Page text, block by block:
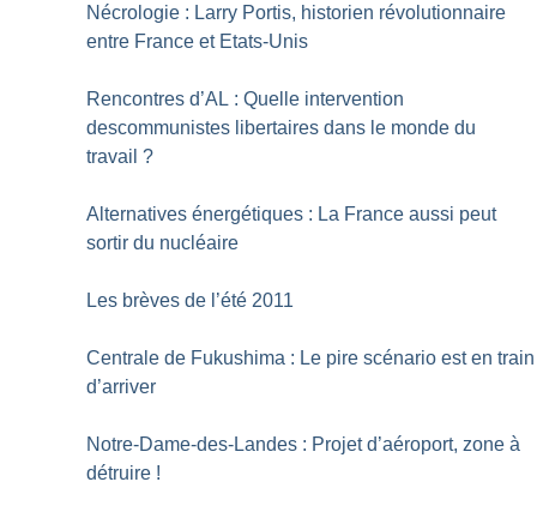
Nécrologie : Larry Portis, historien révolutionnaire
entre France et Etats-Unis
Rencontres d’AL : Quelle intervention
descommunistes libertaires dans le monde du
travail ?
Alternatives énergétiques : La France aussi peut
sortir du nucléaire
Les brèves de l’été 2011
Centrale de Fukushima : Le pire scénario est en train
d’arriver
Notre-Dame-des-Landes : Projet d’aéroport, zone à
détruire !